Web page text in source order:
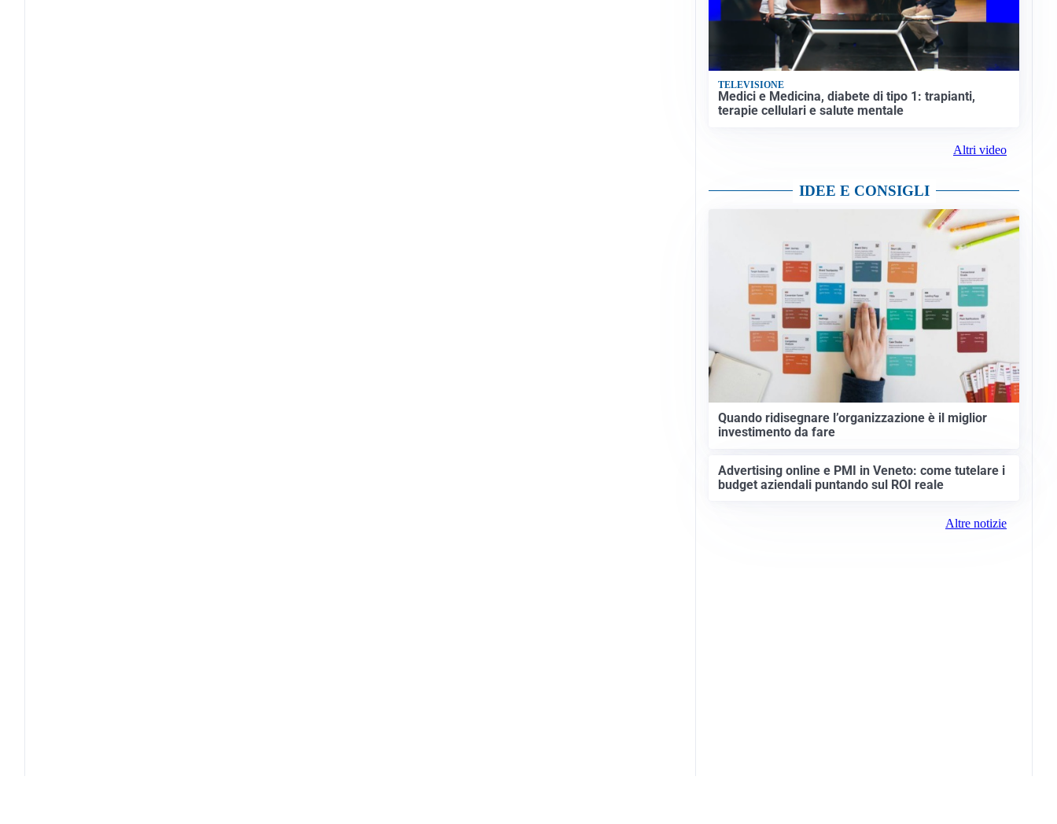
TELEVISIONE
Medici e Medicina, diabete di tipo 1: trapianti,
terapie cellulari e salute mentale
Altri video
IDEE E CONSIGLI
Quando ridisegnare l’organizzazione è il miglior
investimento da fare
Advertising online e PMI in Veneto: come tutelare i
budget aziendali puntando sul ROI reale
Altre notizie